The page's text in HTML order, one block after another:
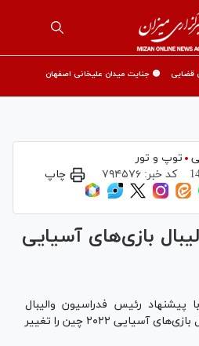
قضایی 🟡 جنایت میدان علیخانی اصفهان
توپ و تور
کد خبر: ۷۹۴۵۷۶ چاپ
بازی‌های آسیایی
پیشنهاد رئیس فدراسیون والیبال
ایران، تاریخ مسابقات والیبال بازی‌های آسیایی ۲۰۲۲ چین را تغییر